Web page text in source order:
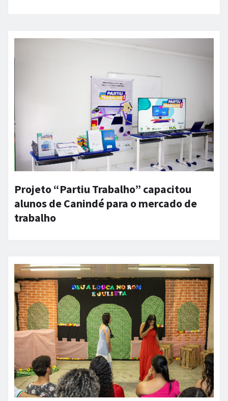
Projeto “Partiu Trabalho” capacitou
alunos de Canindé para o mercado de
trabalho